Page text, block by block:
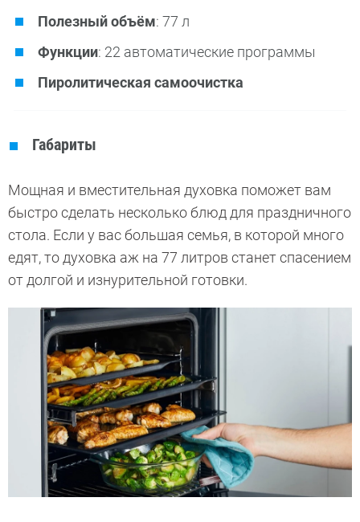
Полезный объём: 77 л
Функции: 22 автоматические программы
Пиролитическая самоочистка
Габариты
Мощная и вместительная духовка поможет вам
быстро сделать несколько блюд для праздничного
стола. Если у вас большая семья, в которой много
едят, то духовка аж на 77 литров станет спасением
от долгой и изнурительной готовки.